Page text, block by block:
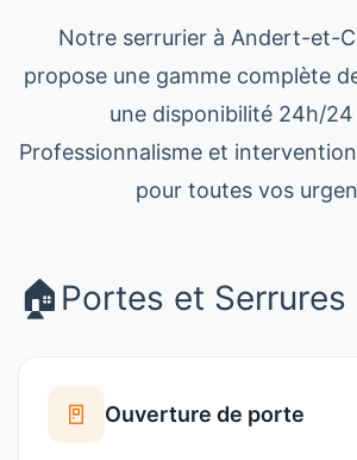
Notre serrurier à Andert-et-
propose une gamme complète
une disponibilité 24h/24
Professionnalisme et
pour toutes vos
🏠 Portes et Serrures
🚪 Ouverture de porte